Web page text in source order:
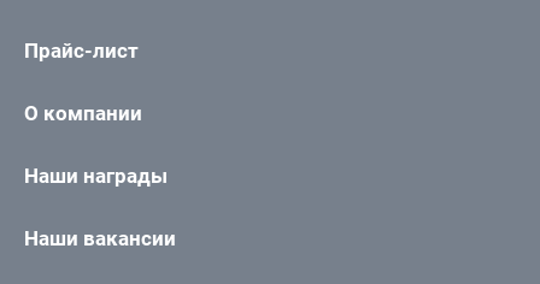
Прайс-лист
О компании
Наши награды
Наши вакансии